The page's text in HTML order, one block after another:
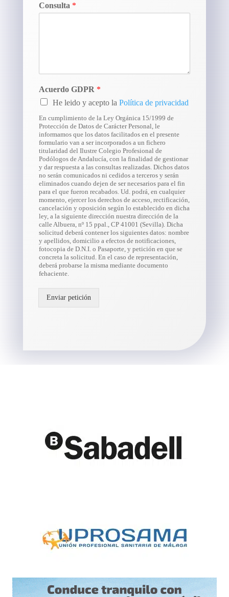
Consulta *
Acuerdo GDPR *
He leido y acepto la Política de privacidad
En cumplimiento de la Ley Orgánica 15/1999 de
Protección de Datos de Carácter Personal, le
informamos que los datos facilitados en el presente
formulario van a ser incorporados a un fichero
titularidad del Ilustre Colegio Profesional de
Podólogos de Andalucía, con la finalidad de gestionar
y dar respuesta a las consultas realizadas. Dichos datos
no serán comunicados ni cedidos a terceros y serán
eliminados cuando dejen de ser necesarios para el fin
para el que fueron recabados. Ud. podrá, en cualquier
momento, ejercer los derechos de acceso, rectificación,
cancelación y oposición según lo establecido en dicha
ley, a la siguiente dirección nuestra dirección de la
calle Albuera, nº 15 ppal., CP 41001 (Sevilla). Dicha
solicitud deberá contener los siguientes datos: nombre
y apellidos, domicilio a efectos de notificaciones,
fotocopia de D.N.I. o Pasaporte, y petición en que se
concreta la solicitud. En el caso de representación,
deberá probarse la misma mediante documento
fehaciente.
Enviar petición